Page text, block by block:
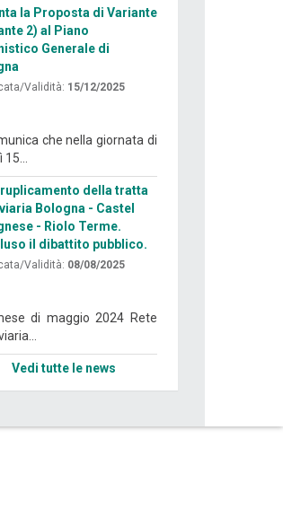
la Proposta di Variante
2) al Piano
Generale di
Validità: 15/12/2025
che nella giornata di
della tratta
Bologna - Castel
- Riolo Terme.
il dibattito pubblico.
Validità: 08/08/2025
di maggio 2024 Rete
Vedi tutte le news